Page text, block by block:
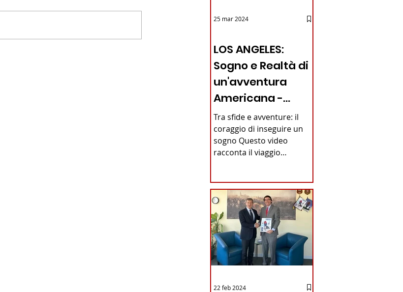
LOS ANGELES:
Sogno e Realtà di
un'avventura
Americana -
VIDEO
Tra sfide e avventure: il
coraggio di inseguire un
sogno Questo video
racconta il viaggio
25 mar 2024
22 feb 2024